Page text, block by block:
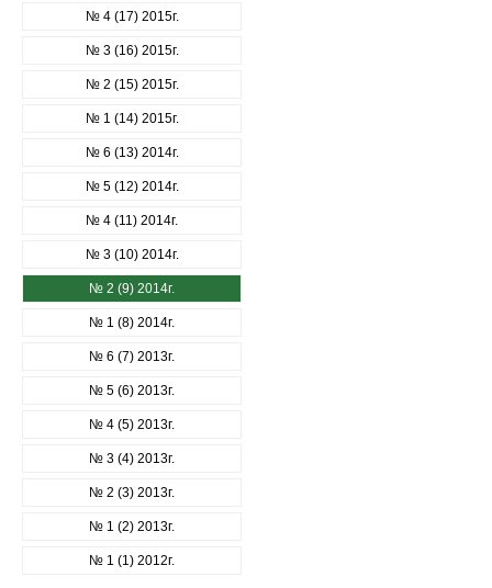
№ 4 (17) 2015г.
№ 3 (16) 2015г.
№ 2 (15) 2015г.
№ 1 (14) 2015г.
№ 6 (13) 2014г.
№ 5 (12) 2014г.
№ 4 (11) 2014г.
№ 3 (10) 2014г.
№ 2 (9) 2014г.
№ 1 (8) 2014г.
№ 6 (7) 2013г.
№ 5 (6) 2013г.
№ 4 (5) 2013г.
№ 3 (4) 2013г.
№ 2 (3) 2013г.
№ 1 (2) 2013г.
№ 1 (1) 2012г.